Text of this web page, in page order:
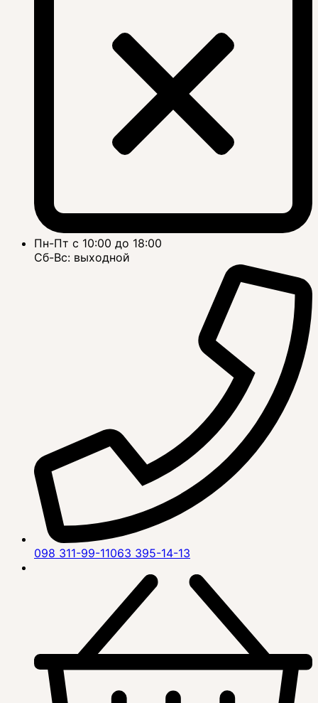
Пн-Пт с 10:00 до 18:00
Сб-Вс: выходной
098 311-99-11063 395-14-13